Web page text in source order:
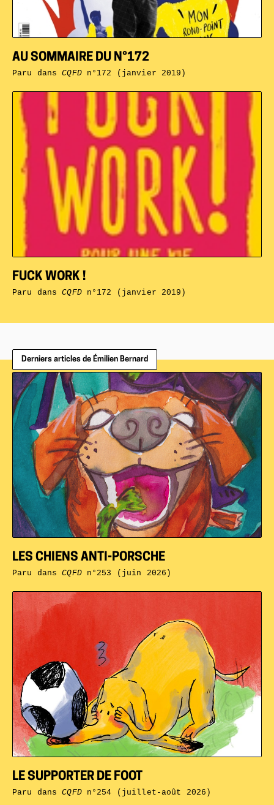
FUCK WORK !
Paru dansCQFDn°172 (janvier 2019)
AU SOMMAIRE DU N°172
Paru dansCQFDn°172 (janvier 2019)
Derniers articles de Émilien Bernard
LE SUPPORTER DE FOOT
Paru dansCQFDn°254 (juillet-août 2026)
LES CHIENS ANTI-PORSCHE
Paru dansCQFDn°253 (juin 2026)